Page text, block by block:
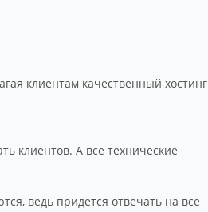
клиентам качественный хостинг
клиентов. А все технические
ведь придется отвечать на все